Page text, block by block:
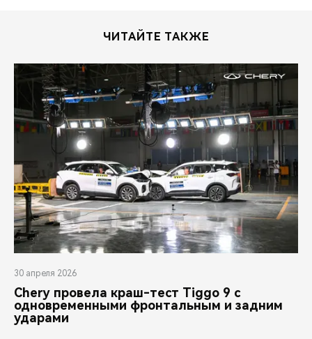
ЧИТАЙТЕ ТАКЖЕ
30 апреля 2026
Chery провела краш-тест Tiggo 9 с
одновременными фронтальным и задним
ударами